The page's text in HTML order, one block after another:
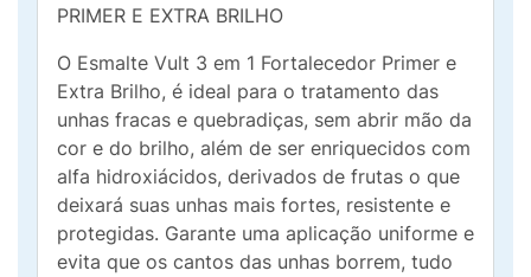
PRIMER E EXTRA BRILHO
O Esmalte Vult 3 em 1 Fortalecedor Primer e
Extra Brilho, é ideal para o tratamento das
unhas fracas e quebradiças, sem abrir mão da
cor e do brilho, além de ser enriquecidos com
alfa hidroxiácidos, derivados de frutas o que
deixará suas unhas mais fortes, resistente e
protegidas. Garante uma aplicação uniforme e
evita que os cantos das unhas borrem, tudo